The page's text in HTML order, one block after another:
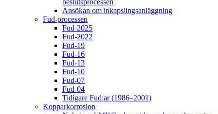
Ansökan om inkapslingsanläggning
Fud-processen
Fud-2025
Fud-2022
Fud-19
Fud-16
Fud-13
Fud-10
Fud-07
Fud-04
Tidigare Fud:ar (1986–2001)
Kopparkorrosion